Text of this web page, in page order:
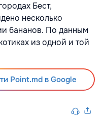
Бест,
несколько
бананов. По данным
из одной и той
Point.md в Google